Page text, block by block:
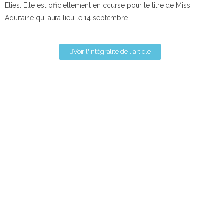
Elies. Elle est officiellement en course pour le titre de Miss
Aquitaine qui aura lieu le 14 septembre….
Voir l'intégralité de l'article